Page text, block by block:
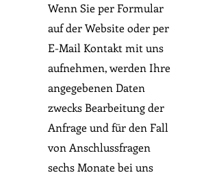
Wenn Sie per Formular
auf der Website oder per
E-Mail Kontakt mit uns
aufnehmen, werden Ihre
angegebenen Daten
zwecks Bearbeitung der
Anfrage und für den Fall
von Anschlussfragen
sechs Monate bei uns